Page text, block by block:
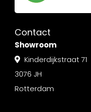
Contact
Showroom
Kinderdijkstraat 71
3076 JH
Rotterdam